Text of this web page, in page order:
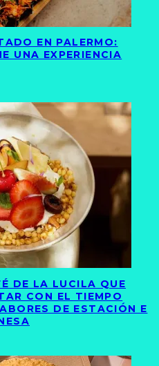
EN PALERMO:
UNA EXPERIENCIA
DE LA LUCILA QUE
CON EL TIEMPO
DE ESTACIÓN E